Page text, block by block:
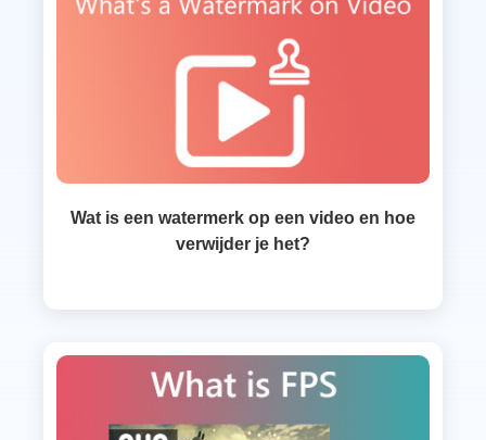
Wat is een watermerk op een video en hoe
verwijder je het?